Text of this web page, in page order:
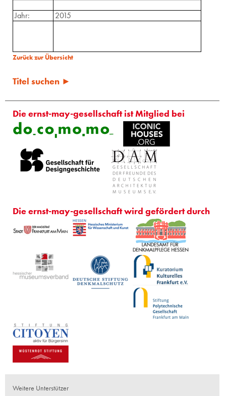
Jahr:
2015
Zurück zur Übersicht
Titel suchen ►
Die ernst-may-gesellschaft ist Mitglied bei
Die ernst-may-gesellschaft wird gefördert durch
Weitere Unterstützer